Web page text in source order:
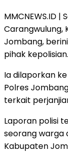
MMCNEWS.ID
Carangwulung,
Jombang,
pihak kepolisian.
Ia dilaporkan
Polres
terkait
Laporan polisi
seorang warga
Kabupaten